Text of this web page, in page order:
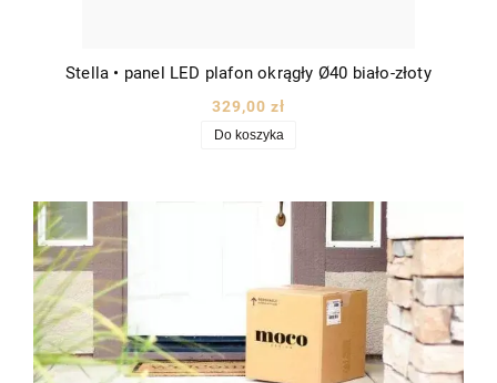
Stella • panel LED plafon okrągły Ø40 biało-złoty
329,00 zł
Do koszyka